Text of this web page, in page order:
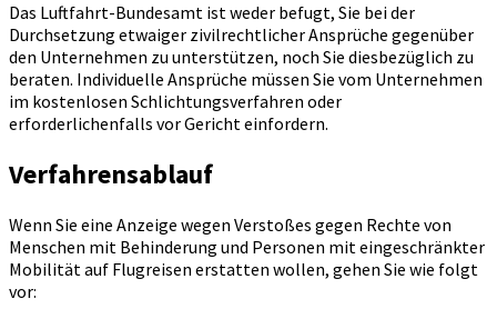
Das Luftfahrt-Bundesamt ist weder befugt, Sie bei der
Durchsetzung etwaiger zivilrechtlicher Ansprüche gegenüber
den Unternehmen zu unterstützen, noch Sie diesbezüglich zu
beraten. Individuelle Ansprüche müssen Sie vom Unternehmen
im kostenlosen Schlichtungsverfahren oder
erforderlichenfalls vor Gericht einfordern.
Verfahrensablauf
Wenn Sie eine Anzeige wegen Verstoßes gegen Rechte von
Menschen mit Behinderung und Personen mit eingeschränkter
Mobilität auf Flugreisen erstatten wollen, gehen Sie wie folgt
vor: